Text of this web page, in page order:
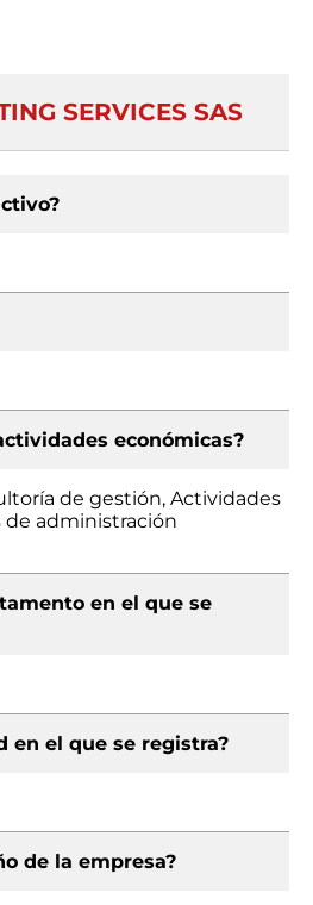
SERVICES SAS
económicas?
de gestión, Actividades
de administración
en el que se
en el que se registra?
de la empresa?